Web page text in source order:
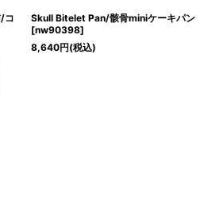
コ
Skull Bitelet Pan/骸骨miniケーキパン
[nw90398]
8,640円(税込)